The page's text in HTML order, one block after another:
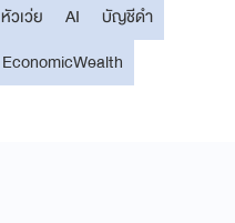
หัวเว่ย AI
บัญชีดำ
EconomicWealth